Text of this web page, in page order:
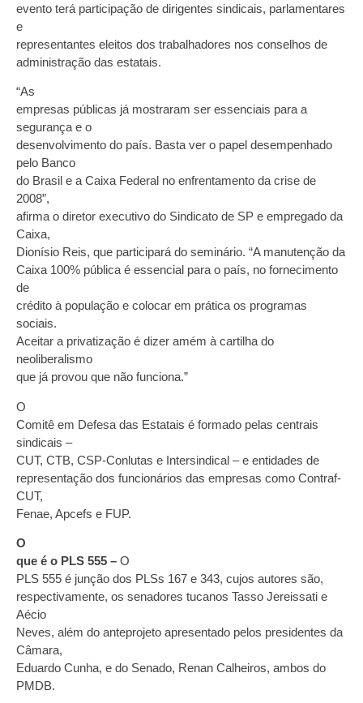
evento terá participação de dirigentes sindicais, parlamentares
e
representantes eleitos dos trabalhadores nos conselhos de
administração das estatais.
“As
empresas públicas já mostraram ser essenciais para a
segurança e o
desenvolvimento do país. Basta ver o papel desempenhado
pelo Banco
do Brasil e a Caixa Federal no enfrentamento da crise de
2008”,
afirma o diretor executivo do Sindicato de SP e empregado da
Caixa,
Dionísio Reis, que participará do seminário. “A manutenção da
Caixa 100% pública é essencial para o país, no fornecimento
de
crédito à população e colocar em prática os programas
sociais.
Aceitar a privatização é dizer amém à cartilha do
neoliberalismo
que já provou que não funciona.”
O
Comitê em Defesa das Estatais é formado pelas centrais
sindicais –
CUT, CTB, CSP-Conlutas e Intersindical – e entidades de
representação dos funcionários das empresas como Contraf-
CUT,
Fenae, Apcefs e FUP.
O
que é o PLS 555 – O
PLS 555 é junção dos PLSs 167 e 343, cujos autores são,
respectivamente, os senadores tucanos Tasso Jereissati e
Aécio
Neves, além do anteprojeto apresentado pelos presidentes da
Câmara,
Eduardo Cunha, e do Senado, Renan Calheiros, ambos do
PMDB.